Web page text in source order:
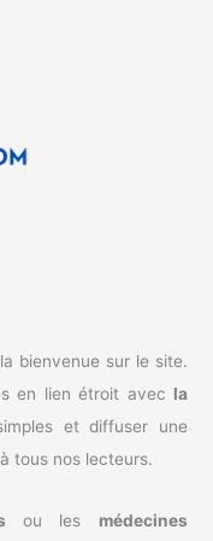
bienvenue sur le site.
en lien étroit avec la
et diffuser une
tous nos lecteurs.
ou les médecines